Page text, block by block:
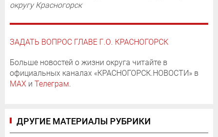
округу Красногорск
ЗАДАТЬ ВОПРОС ГЛАВЕ Г.О. КРАСНОГОРСК
Больше новостей о жизни округа читайте в
официальных каналах «КРАСНОГОРСК.НОВОСТИ» в
MAX и Телеграм.
ДРУГИЕ МАТЕРИАЛЫ РУБРИКИ